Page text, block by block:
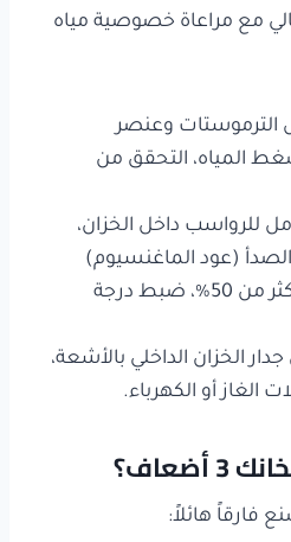
مع مراعاة خصوصية مياه
وعنصر
المياه، التحقق من
للرواسب داخل الخزان،
(عود الماغنسيوم)
واستبداله إذا تآكل أكثر من 50%، ضبط درجة
الخزان الداخلي بالأشعة،
الغاز أو الكهرباء.
فارقاً هائلاً: